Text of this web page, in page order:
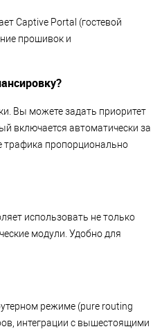
Captive Portal (гостевой
прошивок и
Вы можете задать приоритет
включается автоматически за
трафика пропорционально
использовать не только
модули. Удобно для
режиме (pure routing
интеграции с вышестоящими